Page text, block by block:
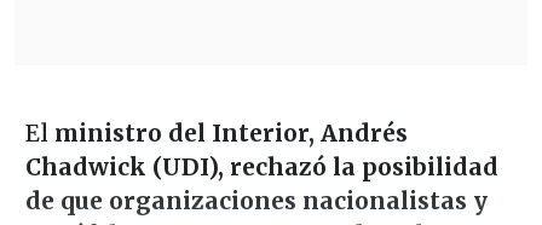
El ministro del Interior, Andrés
Chadwick (UDI), rechazó la posibilidad
de que organizaciones nacionalistas y